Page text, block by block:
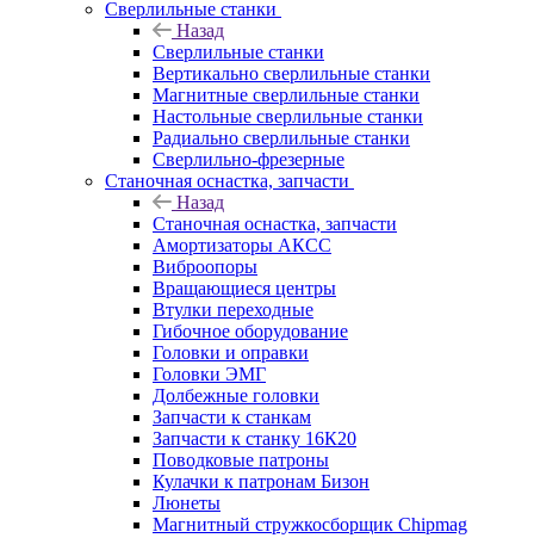
Сверлильные станки
Назад
Сверлильные станки
Вертикально сверлильные станки
Магнитные сверлильные станки
Настольные сверлильные станки
Радиально сверлильные станки
Сверлильно-фрезерные
Станочная оснастка, запчасти
Назад
Станочная оснастка, запчасти
Амортизаторы АКСС
Виброопоры
Вращающиеся центры
Втулки переходные
Гибочное оборудование
Головки и оправки
Головки ЭМГ
Долбежные головки
Запчасти к станкам
Запчасти к станку 16К20
Поводковые патроны
Кулачки к патронам Бизон
Люнеты
Магнитный стружкосборщик Chipmag